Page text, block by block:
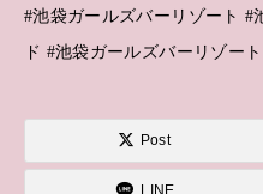
#池袋ガールズバーリゾート #
ド #池袋ガールズバーリゾー
Post
LINE